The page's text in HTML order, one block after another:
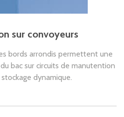
sur convoyeurs
bords arrondis permettent une
bac sur circuits de manutention
dynamique.